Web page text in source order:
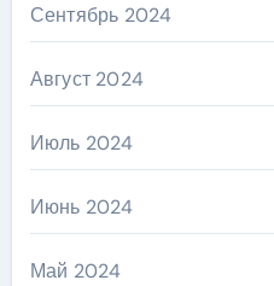
Сентябрь 2024
Август 2024
Июль 2024
Июнь 2024
Май 2024